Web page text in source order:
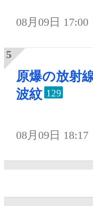
08月09日 17:00
原爆の放射
波紋 129
08月09日 18:17